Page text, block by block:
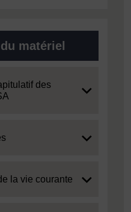
matériel
des
la vie courante